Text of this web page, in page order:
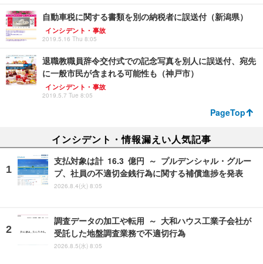
自動車税に関する書類を別の納税者に誤送付（新潟県）
インシデント・事故
2019.5.16 Thu 8:05
退職教職員辞令交付式での記念写真を別人に誤送付、宛先
に一般市民が含まれる可能性も（神戸市）
インシデント・事故
2019.5.7 Tue 8:05
PageTop
インシデント・情報漏えい人気記事
支払対象は計 16.3 億円 ～ プルデンシャル・グルー
プ、社員の不適切金銭行為に関する補償進捗を発表
2026.8.4(火) 8:05
調査データの加工や転用 ～ 大和ハウス工業子会社が
受託した地盤調査業務で不適切行為
2026.8.5(水) 8:05